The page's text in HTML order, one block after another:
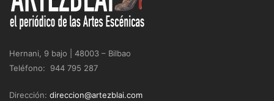
Hernani, 9 bajo | 48003 – Bilbao
Teléfono: 944 795 287
Dirección: direccion@artezblai.com